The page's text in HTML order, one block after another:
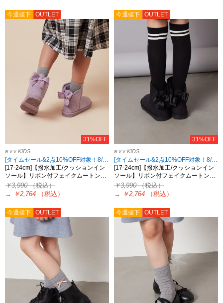
今週値下 OUTLET
31%OFF
a.v.v KIDS
[タイムセール&2点10%OFF対象！8/17 8:59まで]
[17-24cm]【撥水加工/クッションイン
ソール】リボン付フェイクムートン…
￥3,990（税込）
→
￥2,764 （税込）
今週値下 OUTLET
31%OFF
a.v.v KIDS
[タイムセール&2点10%OFF対象！8/17 8:59まで]
[17-24cm]【撥水加工/クッションイン
ソール】リボン付フェイクムートン…
￥3,990（税込）
→
￥2,764 （税込）
今週値下 OUTLET 今週値下 OUTLET